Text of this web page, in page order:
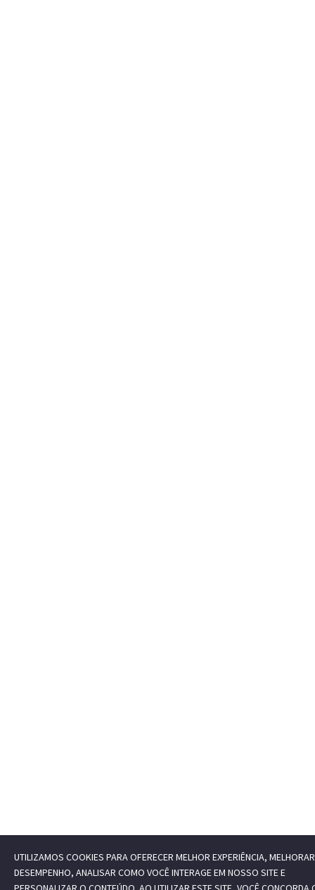
UTILIZAMOS COOKIES PARA OFERECER MELHOR EXPERIÊNCIA,
DESEMPENHO, ANALISAR COMO VOCÊ INTERAGE EM NOSSO SITE E